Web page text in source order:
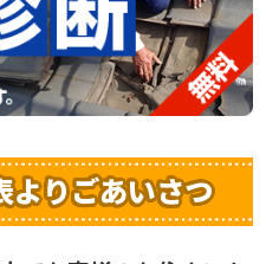
よりごあいさつ